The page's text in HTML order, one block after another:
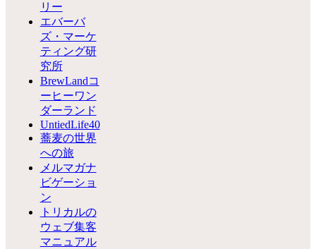
リー
エバーバ
ズ・マーケ
ティング研
究所
BrewLandコ
ーヒーワン
ダーランド
UntiedLife40
蕎麦の世界
への旅
メルマガナ
ビゲーショ
ン
トリカルの
ウェブ集客
マニュアル